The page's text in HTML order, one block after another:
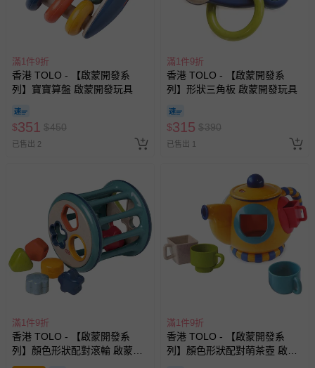
滿1件9折
香港 TOLO - 【啟蒙開發系
列】寶寶算盤 啟蒙開發玩具
$351 $450
已售出 2
滿1件9折
香港 TOLO - 【啟蒙開發系
列】形狀三角板 啟蒙開發玩具
$315 $390
已售出 1
滿1件9折
香港 TOLO - 【啟蒙開發系
列】顏色形狀配對滾輪 啟蒙開
發玩具
滿1件9折
香港 TOLO - 【啟蒙開發系
列】顏色形狀配對萌茶壺 啟蒙